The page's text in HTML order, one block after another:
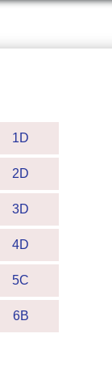
1D
2D
3D
4D
5C
6B